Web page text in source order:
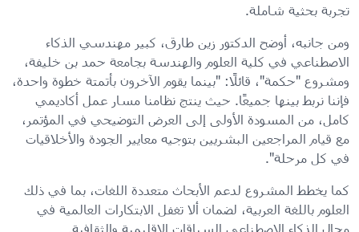
تجربة بحثية شاملة.
ومن جانبه، أوضح الدكتور زين طارق، كبير مهندسي الذكاء
الاصطناعي في كلية العلوم والهندسة بجامعة حمد بن خليفة،
ومشروع "حكمة"، قائلًا: "بينما يقوم الآخرون بأتمتة خطوة واحدة،
فإننا نربط بينها جميعًا. حيث ينتج نظامنا مسار عمل أكاديمي
كامل، من المسودة الأولى إلى العرض التوضيحي في المؤتمر،
مع قيام المراجعين البشريين بتوجيه معايير الجودة والأخلاقيات
في كل مرحلة".
كما يخطط المشروع لدعم الأبحاث متعددة اللغات، بما في ذلك
العلوم باللغة العربية، لضمان ألا تغفل الابتكارات العالمية في
مجال الذكاء الاصطناعي السياقات الإقليمية والثقافية.